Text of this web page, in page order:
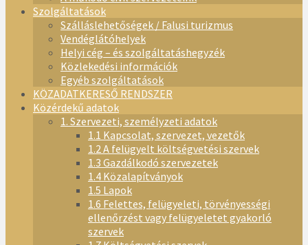
Szolgáltatások
Szálláslehetőségek / Falusi turizmus
Vendéglátóhelyek
Helyi cég – és szolgáltatáshegyzék
Közlekedési információk
Egyéb szolgáltatások
KÖZADATKERESŐ RENDSZER
Közérdekű adatok
1. Szervezeti, személyzeti adatok
1.1 Kapcsolat, szervezet, vezetők
1.2 A felügyelt költségvetési szervek
1.3 Gazdálkodó szervezetek
1.4 Közalapítványok
1.5 Lapok
1.6 Felettes, felügyeleti, törvényességi
ellenőrzést vagy felügyeletet gyakorló
szervek